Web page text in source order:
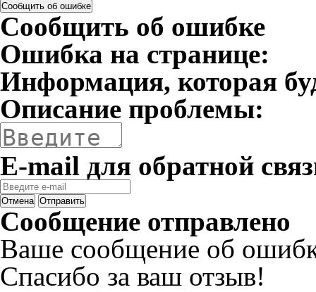
Сообщить об ошибке
Сообщить об ошибке
Ошибка на странице:
Информация, которая
Описание проблемы:
E-mail для обратной
Отмена Отправить
Сообщение отправлено
Ваше сообщение об
Спасибо за ваш отзыв!